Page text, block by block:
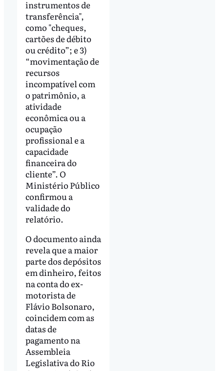
instrumentos de
transferência",
como "cheques,
cartões de débito
ou crédito”; e 3)
“movimentação de
recursos
incompatível com
o patrimônio, a
atividade
econômica ou a
ocupação
profissional e a
capacidade
financeira do
cliente”. O
Ministério Público
confirmou a
validade do
relatório.
O documento ainda
revela que a maior
parte dos depósitos
em dinheiro, feitos
na conta do ex-
motorista de
Flávio Bolsonaro,
coincidem com as
datas de
pagamento na
Assembleia
Legislativa do Rio